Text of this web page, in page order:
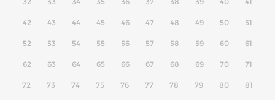
42 43 44 45 46 47 48 49 50 51
52 53 54 55 56 57 58 59 60 61
62 63 64 65 66 67 68 69 70 71
72 73 74 75 76 77 78 79 80 81